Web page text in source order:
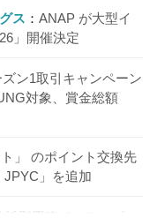
ス
ANAP が大型イ
」開催決定
ン1取引キャンペーン
対象、賞金総額
ト」 のポイント交換先
JPYC」を追加